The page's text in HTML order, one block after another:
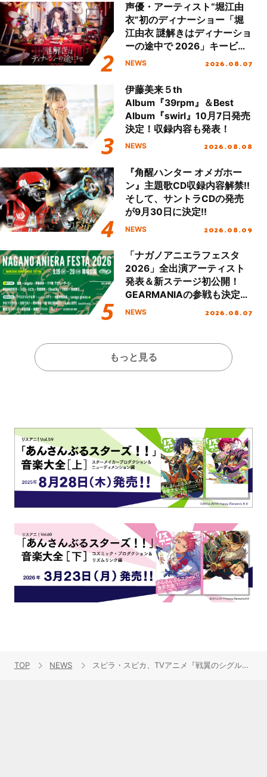
声優・アーティスト“堀江由
衣”初のディナーショー「堀
江由衣 謎解きはディナーショ
ーの途中で 2026」キービジ
ュアル＆グッズラインナップ
NEWS 2026.08.07
伊藤美来５th
Album『39rpm』＆Best
Album『swirl』10月7日発売
決定！収録内容も発表！
NEWS 2026.08.08
『角醒ハンター オメガホー
ン』主題歌CD収録内容解禁!!
そして、サントラCDの発売
が9月30日に決定!!
NEWS 2026.08.09
「ナガノアニエラフェスタ
2026」全出演アーティスト
発表＆新ステージ初公開！
GEARMANIAの参戦も決定
し、初となる第3ステージの
NEWS 2026.08.07
もっと見る
TOP NEWS スピラ・スピカ、TVアニメ『戦翼のシグルドリーヴァ』EDテーマ「サヨナラナミダ」が本日24時より先行配信決定！